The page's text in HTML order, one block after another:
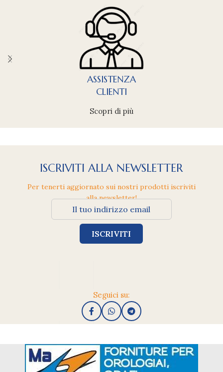
ASSISTENZA
CLIENTI
Scopri di più
ISCRIVITI ALLA NEWSLETTER
Per tenerti aggiornato sui nostri prodotti iscriviti
alla newsletter!
Seguici su: